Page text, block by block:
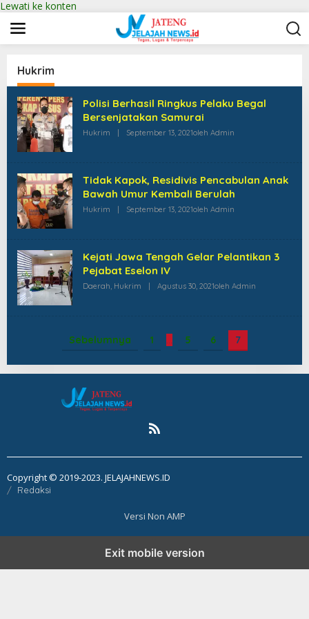
Lewati ke konten
Hukrim
Polisi Berhasil Ringkus Pelaku Begal
Bersenjatakan Samurai
Hukrim September 13, 2021Oleh Admin
Tidak Kapok, Residivis Pencabulan Anak
Bawah Umur Kembali Berulah
Hukrim September 13, 2021Oleh Admin
Kejati Jawa Tengah Gelar Pelantikan 3
Pejabat Eselon IV
Daerah, Hukrim Agustus 30, 2021Oleh Admin
Sebelumnya 1 … 5 6 7
Copyright © 2019-2023. JELAJAHNEWS.ID
Redaksi
Versi Non AMP
Exit mobile version